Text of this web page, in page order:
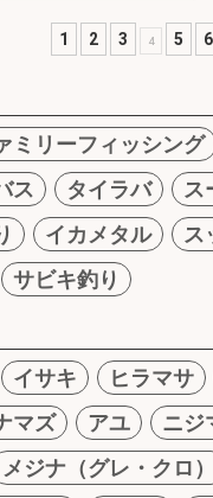
1 2 3 4 5 6
ミリーフィッシング
ス タイラバ ス
イカメタル ス
サビキ釣り
イサキ ヒラマサ
マズ アユ ニジ
メジナ（グレ・クロ）